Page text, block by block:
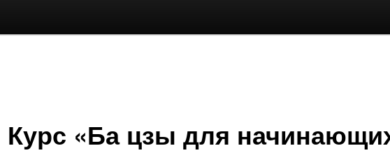
Курс «Ба цзы для